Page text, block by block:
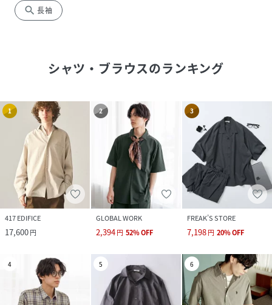
search 長袖
シャツ・ブラウスのランキング
1
417 EDIFICE
17,600円
2
GLOBAL WORK
2,394円 52%OFF
3
FREAK’S STORE
7,198円 20%OFF
4 5 6